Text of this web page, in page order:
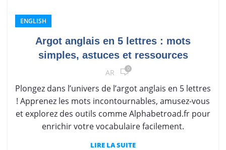
ENGLISH
Argot anglais en 5 lettres : mots
simples, astuces et ressources
AR 0
Plongez dans l’univers de l’argot anglais en 5 lettres
! Apprenez les mots incontournables, amusez-vous
et explorez des outils comme Alphabetroad.fr pour
enrichir votre vocabulaire facilement.
LIRE LA SUITE